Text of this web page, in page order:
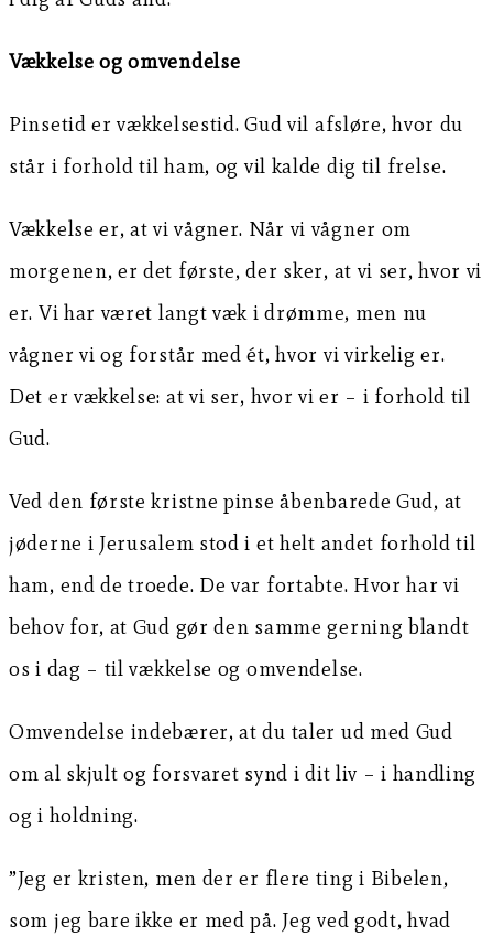
Vækkelse og omvendelse
Pinsetid er vækkelsestid. Gud vil afsløre, hvor du
står i forhold til ham, og vil kalde dig til frelse.
Vækkelse er, at vi vågner. Når vi vågner om
morgenen, er det første, der sker, at vi ser, hvor vi
er. Vi har været langt væk i drømme, men nu
vågner vi og forstår med ét, hvor vi virkelig er.
Det er vækkelse: at vi ser, hvor vi er – i forhold til
Gud.
Ved den første kristne pinse åbenbarede Gud, at
jøderne i Jerusalem stod i et helt andet forhold til
ham, end de troede. De var fortabte. Hvor har vi
behov for, at Gud gør den samme gerning blandt
os i dag – til vækkelse og omvendelse.
Omvendelse indebærer, at du taler ud med Gud
om al skjult og forsvaret synd i dit liv – i handling
og i holdning.
”Jeg er kristen, men der er flere ting i Bibelen,
som jeg bare ikke er med på. Jeg ved godt, hvad